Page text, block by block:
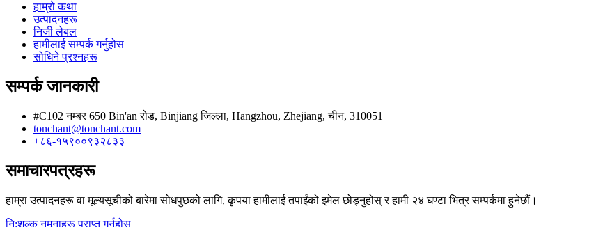
हाम्रो कथा
उत्पादनहरू
निजी लेबल
हामीलाई सम्पर्क गर्नुहोस
सोधिने प्रश्नहरू
सम्पर्क जानकारी
#C102 नम्बर 650 Bin'an रोड, Binjiang जिल्ला, Hangzhou, Zhejiang, चीन, 310051
tonchant@tonchant.com
+८६-१५९००९३२८३३
समाचारपत्रहरू
हाम्रा उत्पादनहरू वा मूल्यसूचीको बारेमा सोधपुछको लागि, कृपया हामीलाई तपाईंको इमेल छोड्नुहोस् र हामी २४ घण्टा भित्र सम्पर्कमा हुनेछौं।
नि:शुल्क नमूनाहरू प्राप्त गर्नुहोस्